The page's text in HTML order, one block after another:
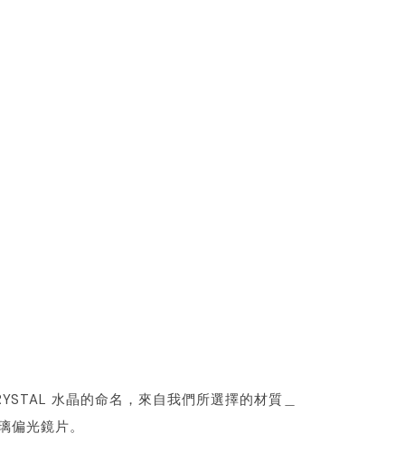
水晶的命名，來自我們所選擇的材質＿
偏光鏡片。